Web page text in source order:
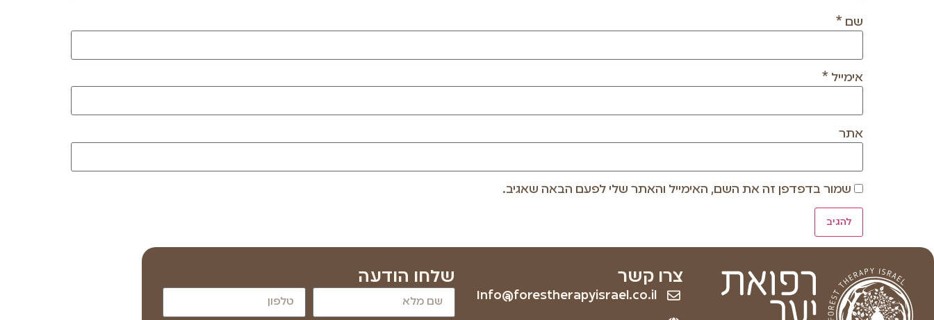
שם *
אימייל *
אתר
שמור בדפדפן זה את השם, האימייל והאתר שלי לפעם הבאה שאגיב.
צרו קשר
Info@forestherapyisrael.co.il
שלחו הודעה